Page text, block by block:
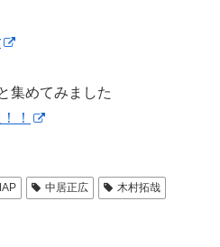
集めてみました
！
中居正広 木村拓哉